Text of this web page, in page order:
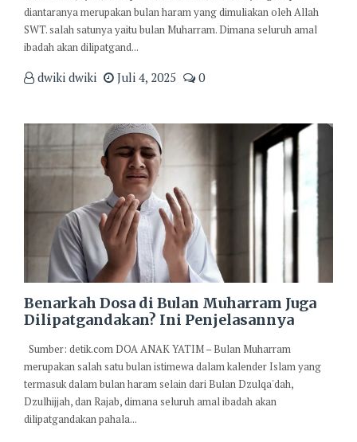
diantaranya merupakan bulan haram yang dimuliakan oleh Allah
SWT. salah satunya yaitu bulan Muharram. Dimana seluruh amal
ibadah akan dilipatgand...
dwiki dwiki Juli 4, 2025 0
Benarkah Dosa di Bulan Muharram Juga
Dilipatgandakan? Ini Penjelasannya
Sumber: detik.com DOA ANAK YATIM – Bulan Muharram
merupakan salah satu bulan istimewa dalam kalender Islam yang
termasuk dalam bulan haram selain dari Bulan Dzulqa'dah,
Dzulhijjah, dan Rajab, dimana seluruh amal ibadah akan
dilipatgandakan pahala...